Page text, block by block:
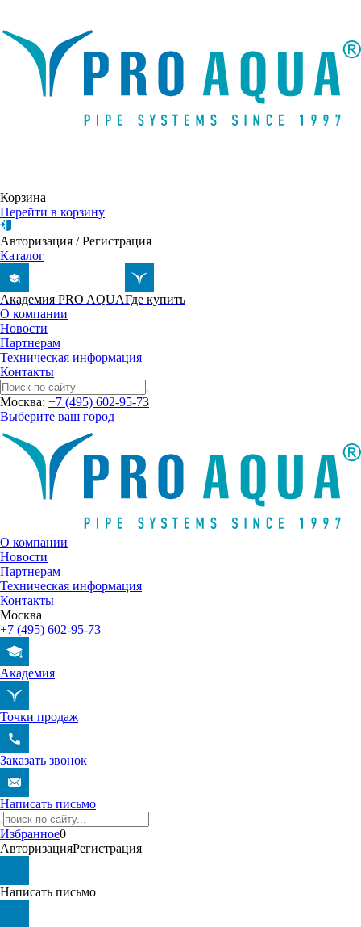
Корзина
Перейти в корзину
Авторизация /Регистрация
Каталог
Академия PRO AQUAГде купить
О компании
Новости
Партнерам
Техническая информация
Контакты
Москва: +7 (495) 602-95-73
Выберите ваш город
О компании
Новости
Партнерам
Техническая информация
Контакты
Москва
+7 (495) 602-95-73
Академия
Точки продаж
Заказать звонок
Написать письмо
Избранное0
АвторизацияРегистрация
Написать письмо